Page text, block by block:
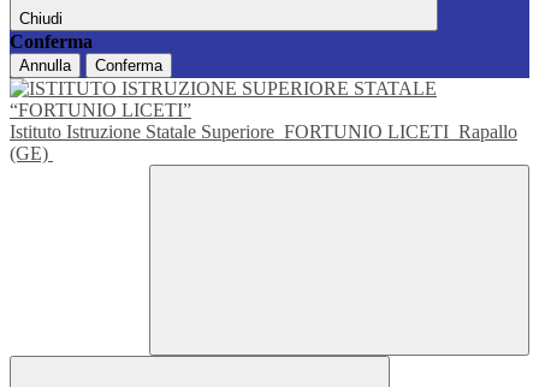
Chiudi
Conferma
Annulla Conferma
Istituto Istruzione Statale Superiore FORTUNIO LICETI Rapallo
(GE)